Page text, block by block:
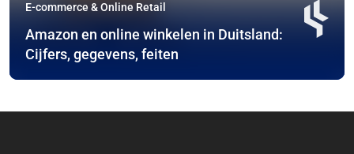
E-commerce & Online Retail
Amazon en online winkelen in Duitsland:
Cijfers, gegevens, feiten